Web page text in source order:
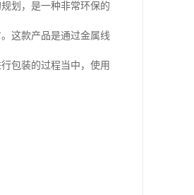
划，是一种非常环保的
这款产品是通过金属线
包装的过程当中，使用